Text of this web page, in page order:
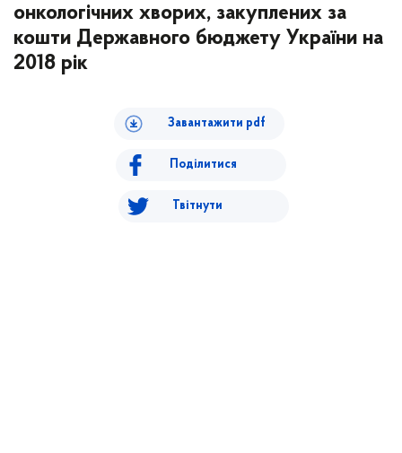
онкологічних хворих, закуплених за
кошти Державного бюджету України на
2018 рік
Завантажити pdf
Поділитися
Твітнути